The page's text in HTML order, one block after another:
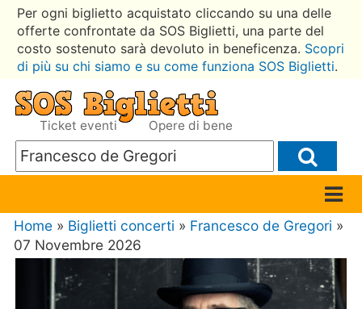
Per ogni biglietto acquistato cliccando su una delle
offerte confrontate da SOS Biglietti, una parte del
costo sostenuto sarà devoluto in beneficenza. Scopri
di più su chi siamo e su come funziona SOS Biglietti.
Ticket eventi Opere di bene
Home » Biglietti concerti » Francesco de Gregori »
07 Novembre 2026